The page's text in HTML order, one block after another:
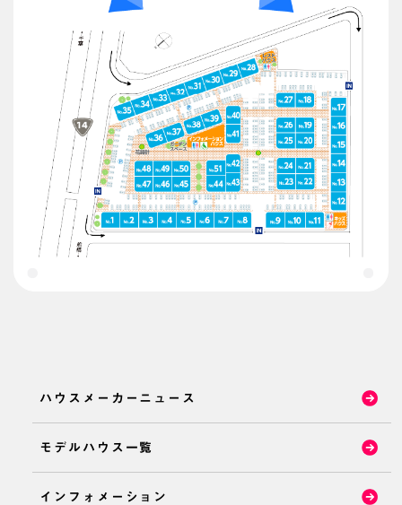
ハウスメーカーニュース
モデルハウス一覧
インフォメーション